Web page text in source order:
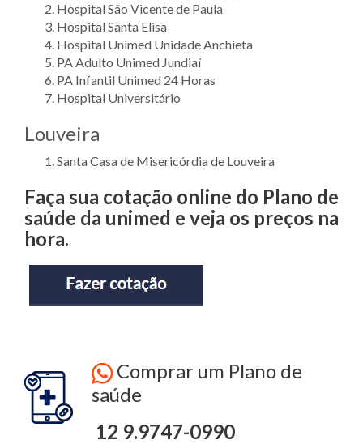
Hospital São Vicente de Paula
Hospital Santa Elisa
Hospital Unimed Unidade Anchieta
PA Adulto Unimed Jundiaí
PA Infantil Unimed 24 Horas
Hospital Universitário
Louveira
Santa Casa de Misericórdia de Louveira
Faça sua cotação online do Plano de
saúde da unimed e veja os preços na
hora.
Comprar um Plano de
saúde
12 9.9747-0990